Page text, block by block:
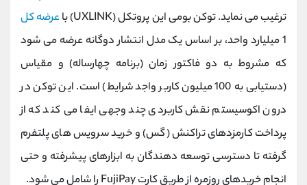
ترغیب می ‌نماید. توکن بومی این پروتکل (UXLINK) با
عرضه کل
1 میلیارد واحد، بر اساس یک مدل انتشار دوگانه عرضه می ‌شود
که مشروط به دو فاکتور زمان (برنامه چهارساله) و مقیاس
(دستیابی به 100 میلیون کاربر واجد شرایط) است. این توکن در
درون اکوسیستم نقش کاربردی چند وجهی ایفا می‌ کند که از
پرداخت کارمزدهای تراکنش (گس) و خرید سرویس‌ های پلتفرم
گرفته تا دسترسی توسعه ‌دهندگان به ابزارهای پیشرفته و حتی
انجام خریدهای روزمره از طریق کارت FujiPay را شامل می ‌شود.